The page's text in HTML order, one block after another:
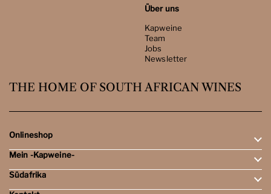
Über uns
Kapweine
Team
Jobs
Newsletter
THE HOME OF SOUTH AFRICAN WINES
Onlineshop
Rotweine
Weissweine
Schaumweine
Tasting-Sets
Mein -Kapweine-
Mein Konto
Meine Bestellungen
Südafrika